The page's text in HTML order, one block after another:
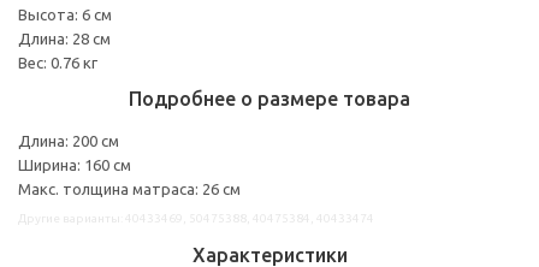
Высота: 6 см
Длина: 28 см
Вес: 0.76 кг
Подробнее о размере товара
Длина: 200 см
Ширина: 160 см
Макс. толщина матраса: 26 см
Характеристики